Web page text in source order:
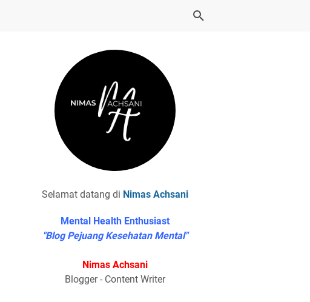
Selamat datang di Nimas Achsani
Mental Health Enthusiast
"Blog Pejuang Kesehatan Mental"
Nimas Achsani
Blogger - Content Writer